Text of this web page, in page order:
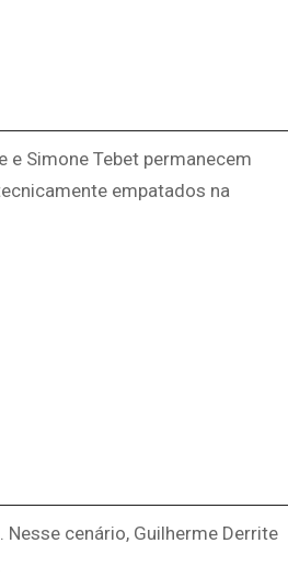
e Simone Tebet permanecem
empatados na
cenário, Guilherme Derrite